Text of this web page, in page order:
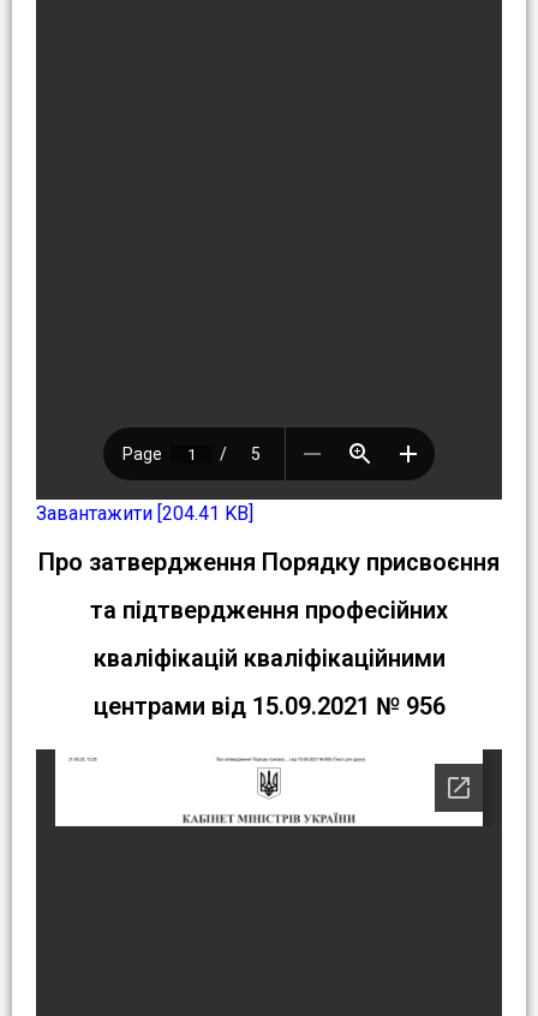
Завантажити [204.41 KB]
Про затвердження Порядку присвоєння
та підтвердження професійних
кваліфікацій кваліфікаційними
центрами від 15.09.2021 № 956